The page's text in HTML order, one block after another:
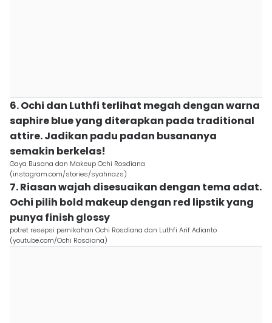
6. Ochi dan Luthfi terlihat megah dengan warna
saphire blue yang diterapkan pada traditional
attire. Jadikan padu padan busananya
semakin berkelas!
Gaya Busana dan Makeup Ochi Rosdiana
(instagram.com/stories/syahnazs)
7. Riasan wajah disesuaikan dengan tema adat.
Ochi pilih bold makeup dengan red lipstik yang
punya finish glossy
potret resepsi pernikahan Ochi Rosdiana dan Luthfi Arif Adianto
(youtube.com/Ochi Rosdiana)